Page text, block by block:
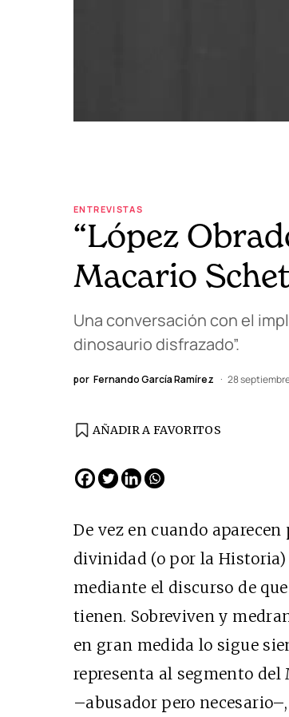
ENTREVISTAS
“López
Macario
Una conversación con el
dinosaurio disfrazado”.
por Fernando García Ramírez 28
AÑADIR A FAVORITOS
De vez en cuando
divinidad (o por la
mediante el discurso de
tienen. Sobreviven y
en gran medida lo sigue
representa al segmento del
–abusador pero
Cine desde
EDICIÓN MÉXICO